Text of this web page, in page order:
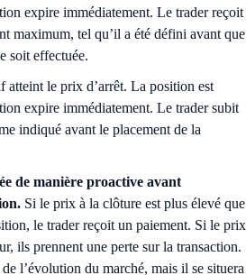
expire immédiatement. Le trader reçoit
maximum, tel qu’il a été défini avant que
soit effectuée.
atteint le prix d’arrêt. La position est
expire immédiatement. Le trader subit
indiqué avant le placement de la
de manière proactive avant
Si le prix à la clôture est plus élevé que
le trader reçoit un paiement. Si le prix
ils prennent une perte sur la transaction.
l’évolution du marché, mais il se situera